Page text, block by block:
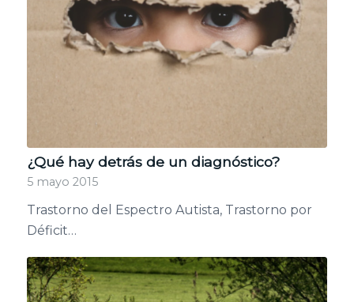
¿Qué hay detrás de un diagnóstico?
5 mayo 2015
Trastorno del Espectro Autista, Trastorno por
Déficit…